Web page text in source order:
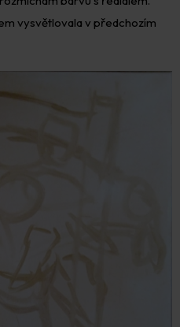
vysvětlovala v předchozím